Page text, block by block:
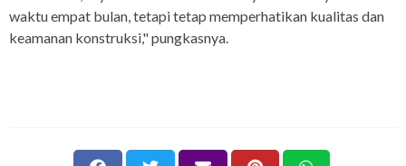
waktu empat bulan, tetapi tetap memperhatikan kualitas dan
keamanan konstruksi," pungkasnya.